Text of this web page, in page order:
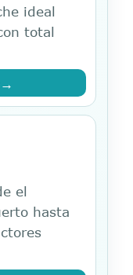
ideal
total
→
el
hasta